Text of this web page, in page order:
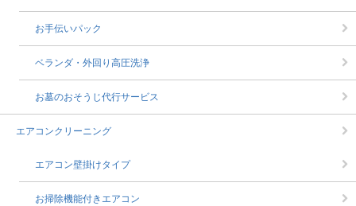
お手伝いパック
ベランダ・外回り高圧洗浄
お墓のおそうじ代行サービス
エアコンクリーニング
エアコン壁掛けタイプ
お掃除機能付きエアコン